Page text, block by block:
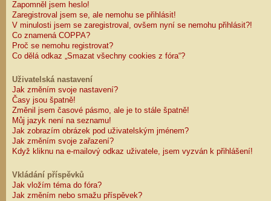
Zapomněl jsem heslo!
Zaregistroval jsem se, ale nemohu se přihlásit!
V minulosti jsem se zaregistroval, ovšem nyní se nemohu přihlásit?!
Co znamená COPPA?
Proč se nemohu registrovat?
Co dělá odkaz „Smazat všechny cookies z fóra“?
Uživatelská nastavení
Jak změním svoje nastavení?
Časy jsou špatně!
Změnil jsem časové pásmo, ale je to stále špatně!
Můj jazyk není na seznamu!
Jak zobrazím obrázek pod uživatelským jménem?
Jak změním svoje zařazení?
Když kliknu na e-mailový odkaz uživatele, jsem vyzván k přihlášení!
Vkládání příspěvků
Jak vložím téma do fóra?
Jak změním nebo smažu příspěvek?